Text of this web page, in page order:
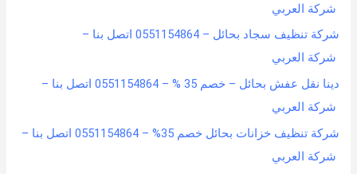
شركة العربي
شركة تنظيف سجاد بحائل – 0551154864 اتصل بنا –
شركة العربي
دينا نقل عفش بحائل – خصم 35 % – 0551154864 اتصل بنا –
شركة العربي
شركة تنظيف خزانات بحائل خصم 35% – 0551154864 اتصل بنا –
شركة العربي